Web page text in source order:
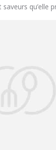
qu’elle